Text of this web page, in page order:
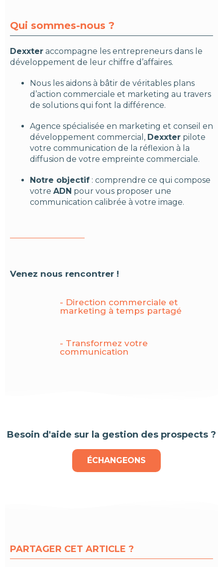
Qui sommes-nous ?
Dexxter accompagne les entrepreneurs dans le
développement de leur chiffre d’affaires.
Nous les aidons à bâtir de véritables plans
d’action commerciale et marketing au travers
de solutions qui font la différence.
Agence spécialisée en marketing et conseil en
développement commercial, Dexxter pilote
votre communication de la réflexion à la
diffusion de votre empreinte commerciale.
Notre objectif : comprendre ce qui compose
votre ADN pour vous proposer une
communication calibrée à votre image.
Venez nous rencontrer !
- Direction commerciale et
marketing à temps partagé
- Transformez votre
communication
Besoin d'aide sur la gestion des prospects ?
ÉCHANGEONS
PARTAGER CET ARTICLE ?